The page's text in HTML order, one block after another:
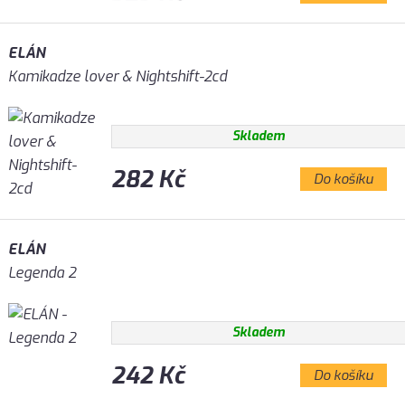
ELÁN
Kamikadze lover & Nightshift-2cd
Skladem
282 Kč Do košíku
ELÁN
Legenda 2
Skladem
242 Kč Do košíku